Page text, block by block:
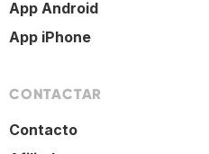
App Android
App iPhone
CONTACTAR
Contacto